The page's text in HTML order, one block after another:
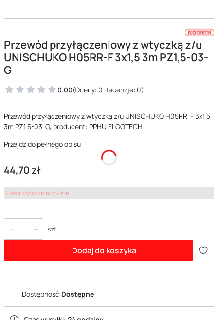
Przewód przyłączeniowy z wtyczką z/u
UNISCHUKO H05RR-F 3x1,5 3m PZ1,5-03-
G
0.00(Oceny: 0 Recenzje: 0)
Przewód przyłączeniowy z wtyczką z/u UNISCHUKO H05RR-F 3x1,5
3m PZ1,5-03-G, producent: PPHU ELGOTECH
Przejdź do pełnego opisu
Cena
44,70 zł
Cena wyłącznie on-line
szt.
Dodaj do koszyka
Dostępność:Dostępne